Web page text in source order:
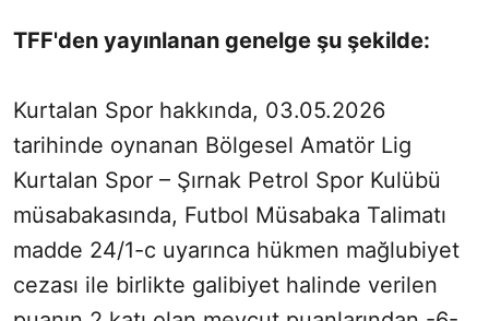
TFF'den yayınlanan genelge şu şekilde:
Kurtalan Spor hakkında, 03.05.2026
tarihinde oynanan Bölgesel Amatör Lig
Kurtalan Spor – Şırnak Petrol Spor Kulübü
müsabakasında, Futbol Müsabaka Talimatı
madde 24/1-c uyarınca hükmen mağlubiyet
cezası ile birlikte galibiyet halinde verilen